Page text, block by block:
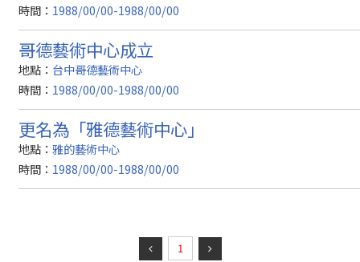
時間： 1988/00/00-1988/00/00
哥德藝術中心成立
地點： 台中哥德藝術中心
時間： 1988/00/00-1988/00/00
更名為「雅德藝術中心」
地點： 雅的藝術中心
時間： 1988/00/00-1988/00/00
1